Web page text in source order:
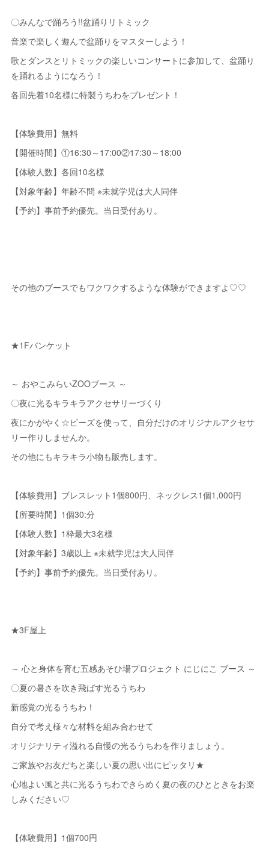
〇みんなで踊ろう!!盆踊りリトミック
音楽で楽しく遊んで盆踊りをマスターしよう！
歌とダンスとリトミックの楽しいコンサートに参加して、盆踊り
を踊れるようになろう！
各回先着10名様に特製うちわをプレゼント！
【体験費用】無料
【開催時間】①16:30～17:00②17:30～18:00
【体験人数】各回10名様
【対象年齢】年齢不問 ※未就学児は大人同伴
【予約】事前予約優先。当日受付あり。
その他のブースでもワクワクするような体験ができますよ♡♡
★1Fバンケット
～ おやこみらいZOOブース ～
〇夜に光るキラキラアクセサリーづくり
夜にかがやく☆ビーズを使って、自分だけのオリジナルアクセサ
リー作りしませんか。
その他にもキラキラ小物も販売します。
【体験費用】ブレスレット1個800円、ネックレス1個1,000円
【所要時間】1個30:分
【体験人数】1枠最大3名様
【対象年齢】3歳以上 ※未就学児は大人同伴
【予約】事前予約優先。当日受付あり。
★3F屋上
～ 心と身体を育む五感あそひ場プロジェクト にじにこ ブース ～
〇夏の暑さを吹き飛ばす光るうちわ
新感覚の光るうちわ！
自分で考え様々な材料を組み合わせて
オリジナリティ溢れる自慢の光るうちわを作りましょう。
ご家族やお友だちと楽しい夏の思い出にピッタリ★
心地よい風と共に光るうちわできらめく夏の夜のひとときをお楽
しみください♡
【体験費用】1個700円